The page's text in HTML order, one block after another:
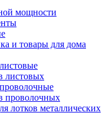
мощности
и товары для дома
листовых
проволочных
лотков металлических